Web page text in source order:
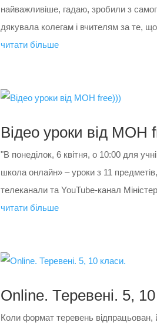
найважливіше, гадаю, зробили з
дякувала колегам і вчителям за те,
читати більше
Відео уроки від МОН
"В понеділок, 6 квітня, о 10:00 для
школа онлайн» – уроки з 11
телеканали та YouTube-канал
читати більше
Online. Теревені. 5,
Коли формат теревень